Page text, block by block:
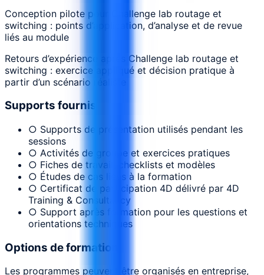
Conception pilote pour Challenge lab routage et
switching : points d’application, d’analyse et de revue
liés au module
Retours d’expérience après Challenge lab routage et
switching : exercice appliqué et décision pratique à
partir d’un scénario réaliste
Supports fournis
○ Supports de présentation utilisés pendant les
sessions
○ Activités de groupe et exercices pratiques
○ Fiches de travail, checklists et modèles
○ Études de cas liées à la formation
○ Certificat de participation 4D délivré par 4D
Training & Consultancy
○ Support après formation pour les questions et
orientations techniques
Options de formation
Les programmes peuvent être organisés en entreprise,